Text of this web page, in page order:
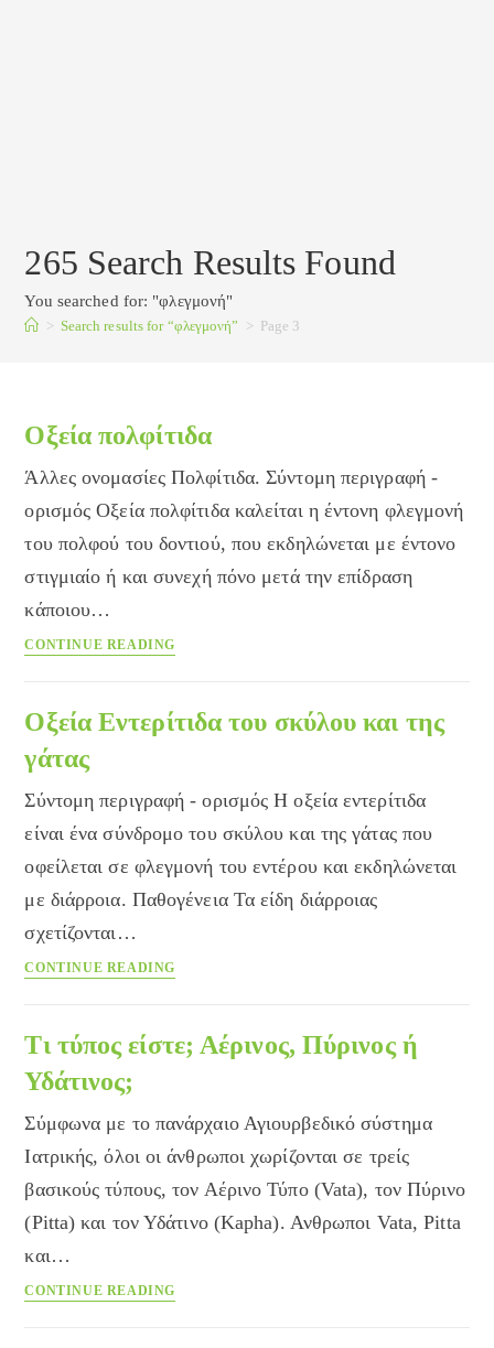
265 Search Results Found
You searched for: "φλεγμονή"
> Search results for“φλεγμονή” > Page 3
Οξεία πολφίτιδα
Άλλες ονομασίες Πολφίτιδα. Σύντομη περιγραφή -
ορισμός Οξεία πολφίτιδα καλείται η έντονη φλεγμονή
του πολφού του δοντιού, που εκδηλώνεται με έντονο
στιγμιαίο ή και συνεχή πόνο μετά την επίδραση
κάποιου…
CONTINUE READING
Οξεία Εντερίτιδα του σκύλου και της
γάτας
Σύντομη περιγραφή - ορισμός Η οξεία εντερίτιδα
είναι ένα σύνδρομο του σκύλου και της γάτας που
οφείλεται σε φλεγμονή του εντέρου και εκδηλώνεται
με διάρροια. Παθογένεια Τα είδη διάρροιας
σχετίζονται…
CONTINUE READING
σκύλου
και
γάτας
Τι τύπος είστε; Αέρινος, Πύρινος ή
Υδάτινος;
Σύμφωνα με το πανάρχαιο Αγιουρβεδικό σύστημα
Ιατρικής, όλοι οι άνθρωποι χωρίζονται σε τρείς
βασικούς τύπους, τον Αέρινο Τύπο (Vata), τον Πύρινο
(Pitta) και τον Υδάτινο (Kapha). Ανθρωποι Vata, Pitta
και…
CONTINUE READING